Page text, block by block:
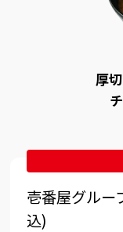
厚
壱番屋グルー
込)